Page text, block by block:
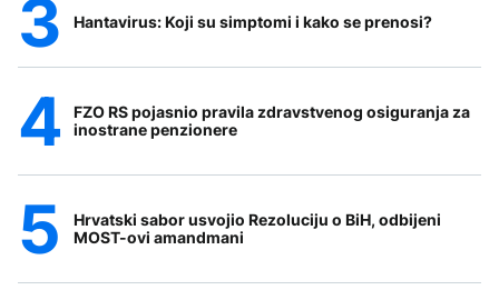
Hantavirus: Koji su simptomi i kako se prenosi?
FZO RS pojasnio pravila zdravstvenog osiguranja za
inostrane penzionere
Hrvatski sabor usvojio Rezoluciju o BiH, odbijeni
MOST-ovi amandmani